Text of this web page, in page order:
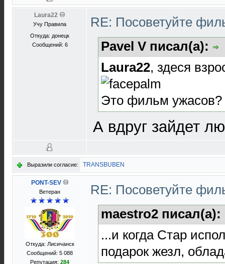
Laura22
Учу Правила
Откуда: донецк
Сообщений: 6
RE: Посоветуйте
Pavel V писал(а):
Laura22, здеся
Это фильм ужасов?
А вдруг зайдет
Выразили согласие: TRANSBUBEN
PONT-SEV
Ветеран
Откуда: Лисичанск
Сообщений: 5 088
Репутация: 284
RE: Посоветуйте
maestro2 писал(а):
...и когда Стар
подарок жезл,